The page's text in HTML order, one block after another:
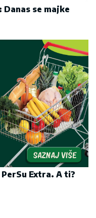
se majke
Extra. A ti?